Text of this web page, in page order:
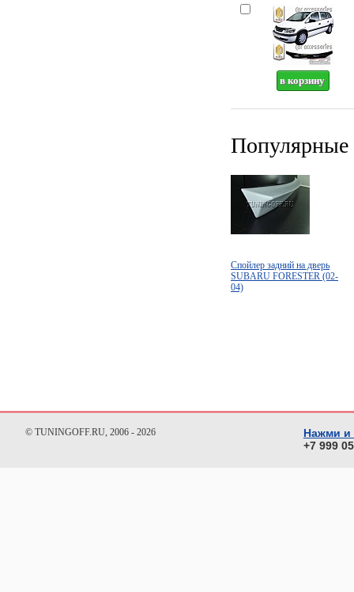
Популярные
Спойлер задний на дверь
SUBARU FORESTER (02-
04)
© TUNINGOFF.RU, 2006 - 2026
Нажми и
+7 999